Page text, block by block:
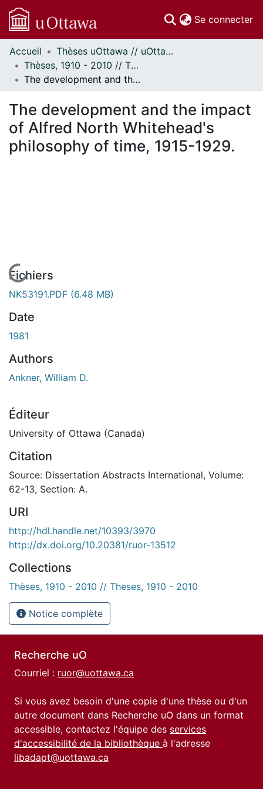
Se connecter
Communautés
et collections
Parcourir
À propos
Accueil
Thèses uOttawa // uOttawa Theses
Thèses, 1910 - 2010 // Theses, 1910 - 2010
The development and the impact of Alfred North Whitehead's philosophy of time, 1915-1929.
The development and the impact
of Alfred North Whitehead's
philosophy of time, 1915-1929.
En cours de chargement...
Fichiers
NK53191.PDF (6.48 MB)
Date
1981
Authors
Ankner, William D.
Éditeur
University of Ottawa (Canada)
Citation
Source: Dissertation Abstracts International, Volume:
62-13, Section: A.
URI
http://hdl.handle.net/10393/3970
http://dx.doi.org/10.20381/ruor-13512
Collections
Thèses, 1910 - 2010 // Theses, 1910 - 2010
Notice complète
Recherche uO
Courriel : ruor@uottawa.ca
Si vous avez besoin d'une copie d'une thèse ou d'un
autre document dans Recherche uO dans un format
accessible, contactez l'équipe des services
d'accessibilité de la bibliothèque à l'adresse
libadapt@uottawa.ca